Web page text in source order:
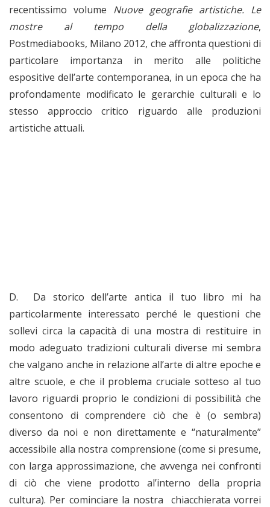
recentissimo volume Nuove geografie artistiche. Le
mostre al tempo della globalizzazione,
Postmediabooks, Milano 2012, che affronta questioni di
particolare importanza in merito alle politiche
espositive dell’arte contemporanea, in un epoca che ha
profondamente modificato le gerarchie culturali e lo
stesso approccio critico riguardo alle produzioni
artistiche attuali.
D.
Da storico dell’arte antica il tuo libro mi ha
particolarmente interessato perché le questioni che
sollevi circa la capacità di una mostra di restituire in
modo adeguato tradizioni culturali diverse mi sembra
che valgano anche in relazione all’arte di altre epoche e
altre scuole, e che il problema cruciale sotteso al tuo
lavoro riguardi proprio le condizioni di possibilità che
consentono di comprendere ciò che è (o sembra)
diverso da noi e non direttamente e “naturalmente”
accessibile alla nostra comprensione (come si presume,
con larga approssimazione, che avvenga nei confronti
di ciò che viene prodotto al’interno della propria
cultura). Per cominciare la nostra chiacchierata vorrei